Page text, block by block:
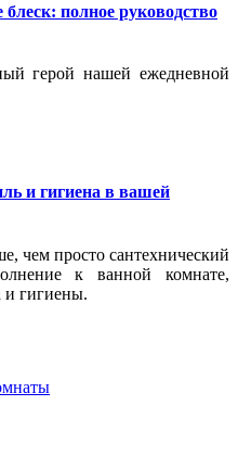
полное руководство
герой нашей ежедневной
и гигиена в вашей
чем просто сантехнический
к ванной комнате,
гигиены.